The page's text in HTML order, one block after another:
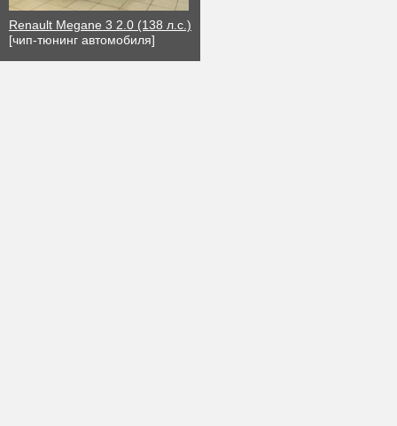
Renault Megane 3 2.0 (138 л.с.)
[чип-тюнинг автомобиля]